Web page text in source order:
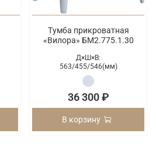
Тумба прикроватная
«Вилора» БМ2.775.1.30
Д×Ш×В:
563/455/546(мм)
36 300 ₽
В корзину